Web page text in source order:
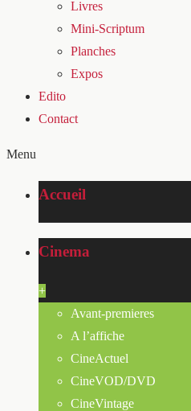
Livres
Mini-Scriptum
Planches
Expos
Edito
Contact
Menu
Accueil
Cinema
+
Avant-premieres
A l’affiche
CineActuel
CineVOD/DVD
CineVintage